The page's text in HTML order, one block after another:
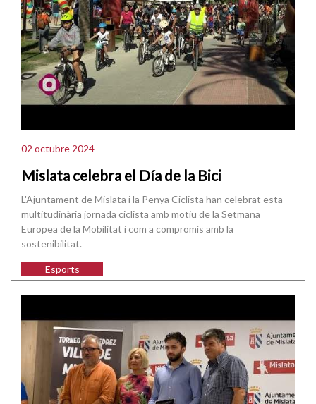
02 octubre 2024
Mislata celebra el Día de la Bici
L'Ajuntament de Mislata i la Penya Ciclista han celebrat esta
multitudinària jornada ciclista amb motiu de la Setmana
Europea de la Mobilitat i com a compromís amb la
sostenibilitat.
Esports